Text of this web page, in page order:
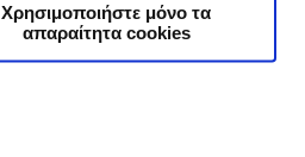
Χρησιμοποιήστε μόνο τα
απαραίτητα cookies